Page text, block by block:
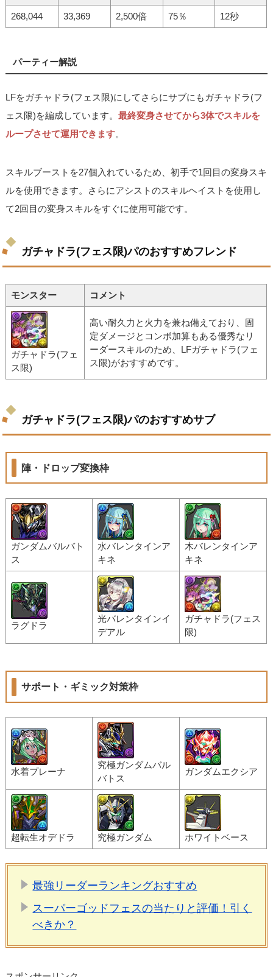
268,044 33,369 2,500倍 75％ 12秒
パーティー解説
LFをガチャドラ(フェス限)にしてさらにサブにもガチャドラ(フ
ェス限)を編成しています。最終変身させてから3体でスキルを
ループさせて運用できます。
スキルブーストを27個入れているため、初手で1回目の変身スキ
ルを使用できます。さらにアシストのスキルヘイストを使用し
て2回目の変身スキルをすぐに使用可能です。
ガチャドラ(フェス限)パのおすすめフレンド
モンスター コメント
ガチャドラ(フェ
ス限)
高い耐久力と火力を兼ね備えており、固
定ダメージとコンボ加算もある優秀なリ
ーダースキルのため、LFガチャドラ(フェ
ス限)がおすすめです。
ガチャドラ(フェス限)パのおすすめサブ
陣・ドロップ変換枠
ガンダムバルバト
ス
水バレンタインア
キネ
木バレンタインア
キネ
ラグドラ
光バレンタインイ
デアル
ガチャドラ(フェス
限)
サポート・ギミック対策枠
水着プレーナ
究極ガンダムバル
バトス
ガンダムエクシア
超転生オデドラ 究極ガンダム ホワイトベース
最強リーダーランキングおすすめ
スーパーゴッドフェスの当たりと評価！引く
べきか？